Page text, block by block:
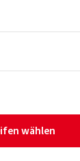
wählen